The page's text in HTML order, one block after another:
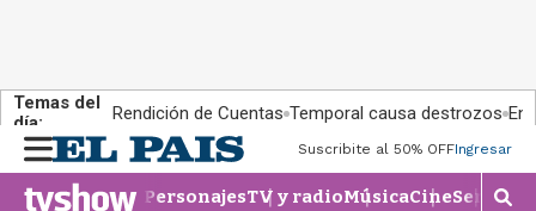
Temas del
día:
Rendición de Cuentas Temporal causa destrozos En
n
u
Suscribite al 50% OFFIngresar
PersonajesTV y radioMúsicaCineSeries